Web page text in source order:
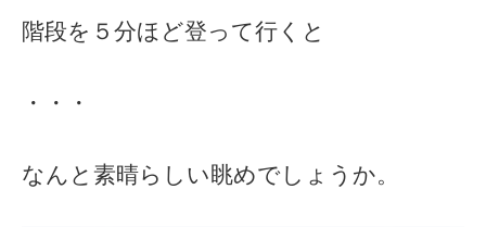
階段を５分ほど登って行くと
・・・
なんと素晴らしい眺めでしょうか。